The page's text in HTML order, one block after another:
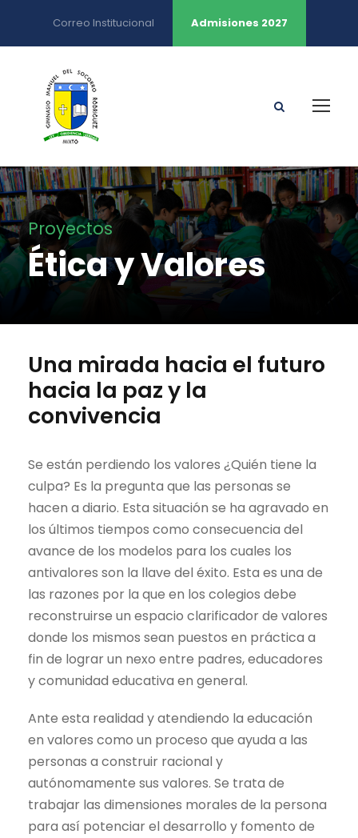
Correo Institucional Admisiones 2027
Proyectos
Ética y Valores
Una mirada hacia el futuro
hacia la paz y la
convivencia
Se están perdiendo los valores ¿Quién tiene la
culpa? Es la pregunta que las personas se
hacen a diario. Esta situación se ha agravado en
los últimos tiempos como consecuencia del
avance de los modelos para los cuales los
antivalores son la llave del éxito. Esta es una de
las razones por la que en los colegios debe
reconstruirse un espacio clarificador de valores
donde los mismos sean puestos en práctica a
fin de lograr un nexo entre padres, educadores
y comunidad educativa en general.
Ante esta realidad y atendiendo la educación
en valores como un proceso que ayuda a las
personas a construir racional y
autónomamente sus valores. Se trata de
trabajar las dimensiones morales de la persona
para así potenciar el desarrollo y fomento de